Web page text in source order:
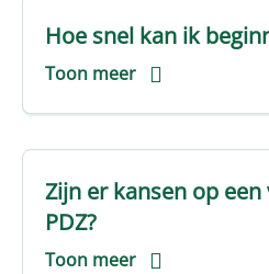
Hoe snel kan ik
Toon meer
Zijn er kansen op
PDZ?
Toon meer